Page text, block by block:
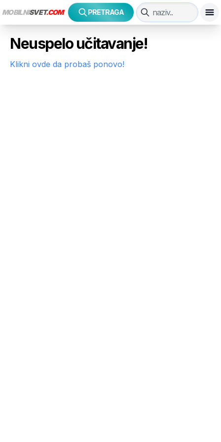
MOBILNISVET.COM PRETRAGA
Neuspelo učitavanje!
Klikni ovde da probaš ponovo!